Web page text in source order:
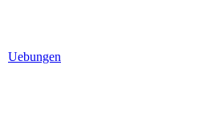
Uebungen